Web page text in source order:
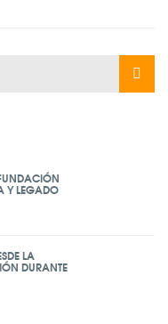
Y LEGADO
LA
DURANTE